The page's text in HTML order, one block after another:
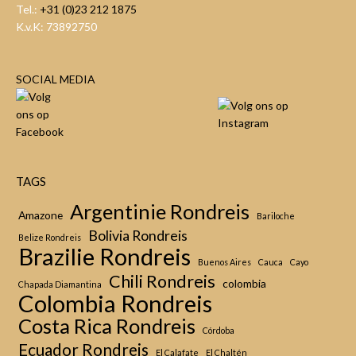
Tel.: +31 (0)23 212 1875
K.v.K: 73892750
SOCIAL MEDIA
TAGS
Amazone Argentinie Rondreis Bariloche
Belize Rondreis Bolivia Rondreis
Brazilie Rondreis Buenos Aires Cauca Cayo
Chapada Diamantina Chili Rondreis colombia
Colombia Rondreis
Costa Rica Rondreis Córdoba
Ecuador Rondreis El Calafate El Chaltén